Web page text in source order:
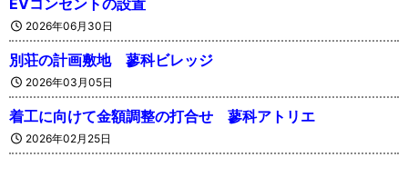
2026年06月30日
別荘の計画敷地 蓼科ビレッジ
2026年03月05日
着工に向けて金額調整の打合せ 蓼科アトリエ
2026年02月25日